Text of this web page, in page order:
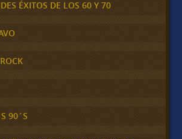
ÉXITOS DE LOS 60 Y 70
90´S